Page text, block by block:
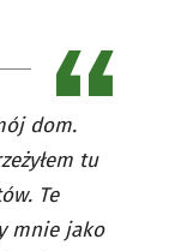
dom.
tu
Te
mnie jako